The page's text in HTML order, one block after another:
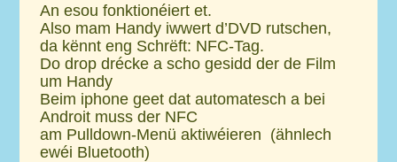
An esou fonktionéiert et.
Also mam Handy iwwert d’DVD rutschen,
da kënnt eng Schrëft: NFC-Tag.
Do drop drécke a scho gesidd der de Film
um Handy
Beim iphone geet dat automatesch a bei
Androit muss der NFC
am Pulldown-Menü aktiwéieren (ähnlech
ewéi Bluetooth)